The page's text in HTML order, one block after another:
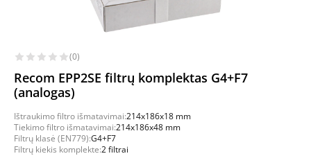
(0)
Recom EPP2SE filtrų komplektas G4+F7
(analogas)
Ištraukimo filtro išmatavimai:214x186x18 mm
Tiekimo filtro išmatavimai:214x186x48 mm
Filtrų klasė (EN779):G4+F7
Filtrų kiekis komplekte:2 filtrai